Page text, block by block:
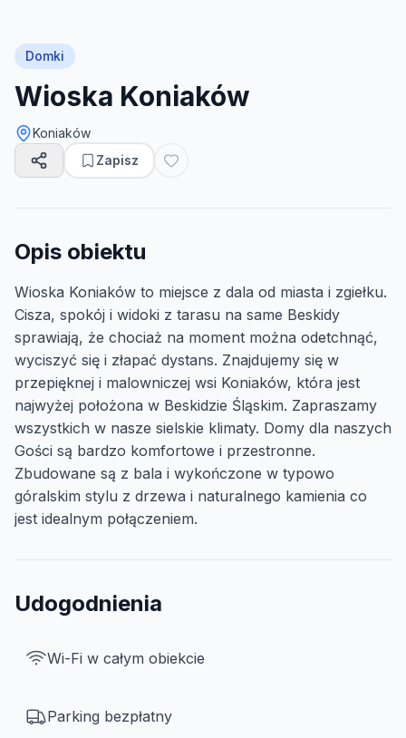
Domki
Wioska Koniaków
Koniaków
Zapisz
Opis obiektu
Wioska Koniaków to miejsce z dala od miasta i zgiełku.
Cisza, spokój i widoki z tarasu na same Beskidy
sprawiają, że chociaż na moment można odetchnąć,
wyciszyć się i złapać dystans. Znajdujemy się w
przepięknej i malowniczej wsi Koniaków, która jest
najwyżej położona w Beskidzie Śląskim. Zapraszamy
wszystkich w nasze sielskie klimaty. Domy dla naszych
Gości są bardzo komfortowe i przestronne.
Zbudowane są z bala i wykończone w typowo
góralskim stylu z drzewa i naturalnego kamienia co
jest idealnym połączeniem.
Udogodnienia
Wi-Fi w całym obiekcie
Parking bezpłatny